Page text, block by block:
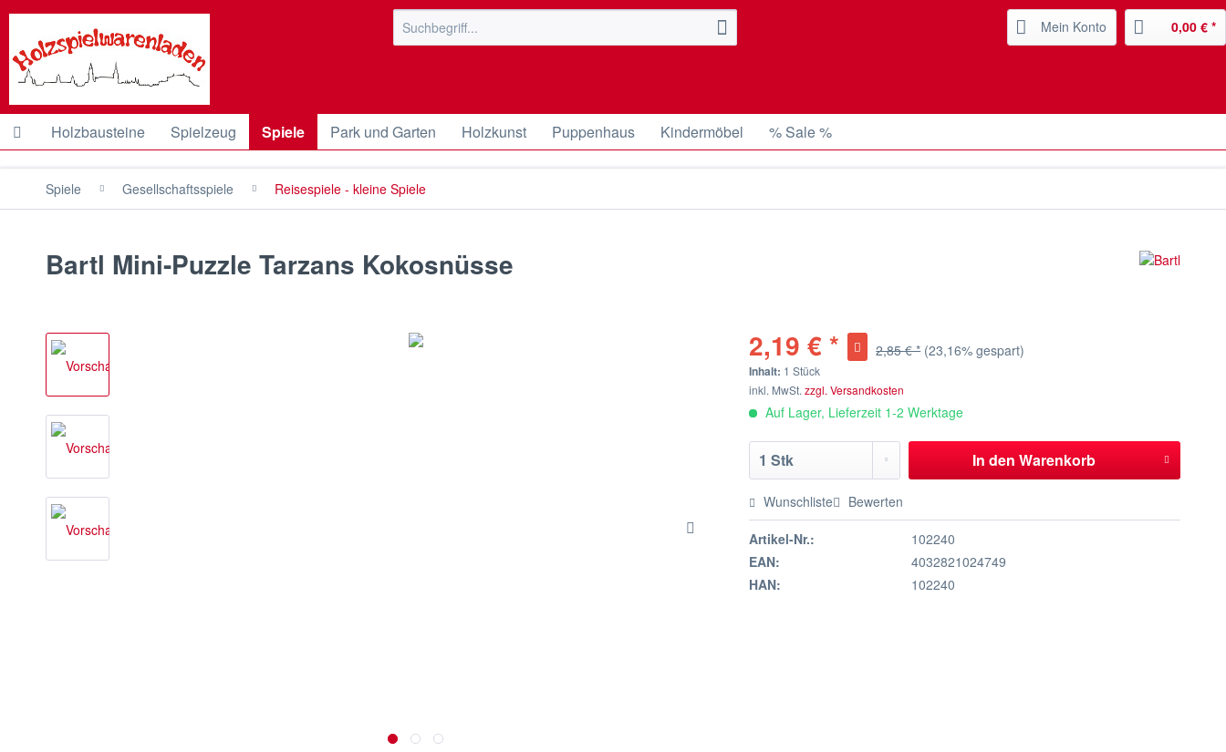
Mein Konto 0,00 € *
Holzbausteine Spielzeug Spiele Park und Garten Holzkunst Puppenhaus Kindermöbel % Sale %
Spiele Gesellschaftsspiele Reisespiele - kleine Spiele
Bartl Mini-Puzzle Tarzans Kokosnüsse
2,19 € * 2,85 € * (23,16% gespart)
Inhalt: 1 Stück
inkl. MwSt.zzgl. Versandkosten
Auf Lager, Lieferzeit 1-2 Werktage
In den Warenkorb
Wunschliste Bewerten
Artikel-Nr.:
102240
EAN:
4032821024749
HAN:
102240